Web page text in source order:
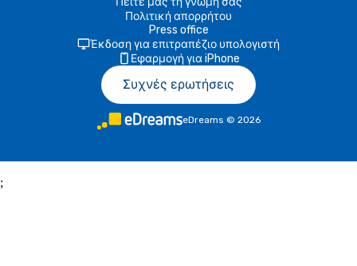
Πολιτική απορρήτου
Press office
Έκδοση για επιτραπέζιο υπολογιστή
Εφαρμογή για iPhone
Συχνές ερωτήσεις
eDreams © 2026
;